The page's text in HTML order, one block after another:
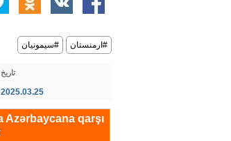
#ارمنستان #سیمونیان
تاریخ
2025.03.25 / 14:33